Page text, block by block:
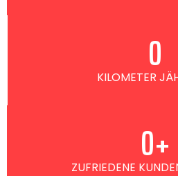
KILOMETER
0
ZUFRIEDENE 0+